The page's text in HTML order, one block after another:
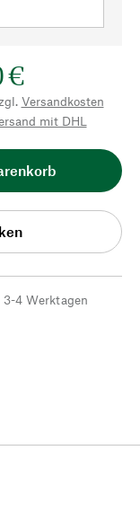
€
Versandkosten
mit DHL
4 Werktagen